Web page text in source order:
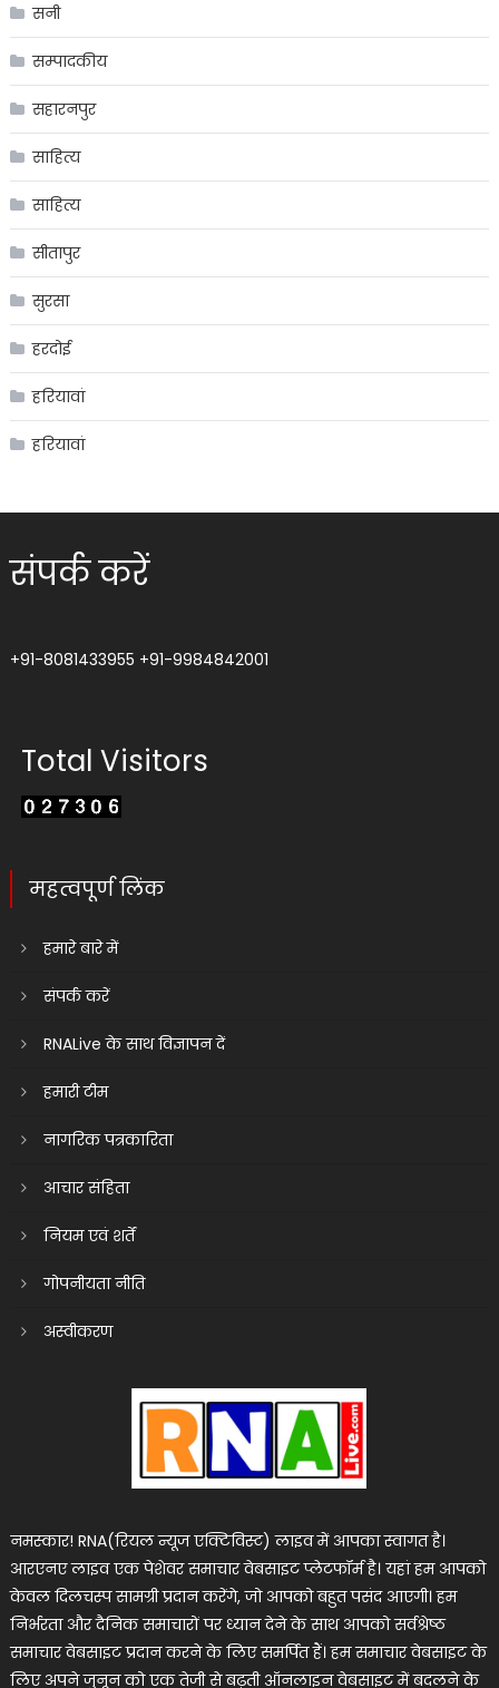
सनी
सम्पादकीय
सहारनपुर
साहित्य
साहित्य
सीतापुर
सुरसा
हरदोई
हरियावां
हरियावां
संपर्क करें
+91-8081433955 +91-9984842001
Total Visitors
महत्वपूर्ण लिंक
हमारे बारे में
संपर्क करें
RNALive के साथ विज्ञापन दें
हमारी टीम
नागरिक पत्रकारिता
आचार संहिता
नियम एवं शर्तें
गोपनीयता नीति
अस्वीकरण
नमस्कार! RNA(रियल न्यूज एक्टिविस्ट) लाइव में आपका स्वागत है।
आरएनए लाइव एक पेशेवर समाचार वेबसाइट प्लेटफॉर्म है। यहां हम आपको
केवल दिलचस्प सामग्री प्रदान करेंगे, जो आपको बहुत पसंद आएगी। हम
निर्भरता और दैनिक समाचारों पर ध्यान देने के साथ आपको सर्वश्रेष्ठ
समाचार वेबसाइट प्रदान करने के लिए समर्पित हैं। हम समाचार वेबसाइट के
लिए अपने जुनून को एक तेजी से बढ़ती ऑनलाइन वेबसाइट में बदलने के